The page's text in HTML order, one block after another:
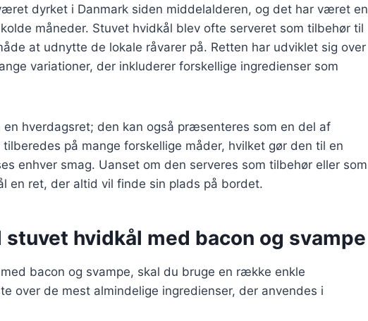
dyrket i Danmark siden middelalderen, og det har været en
måneder. Stuvet hvidkål blev ofte serveret som tilbehør til
at udnytte de lokale råvarer på. Retten har udviklet sig over
variationer, der inkluderer forskellige ingredienser som
en hverdagsret; den kan også præsenteres som en del af
på mange forskellige måder, hvilket gør den til en
enhver smag. Uanset om den serveres som tilbehør eller som
en ret, der altid vil finde sin plads på bordet.
hvidkål med bacon og svampe
bacon og svampe, skal du bruge en række enkle
over de mest almindelige ingredienser, der anvendes i